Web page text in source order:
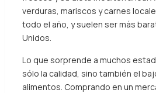
verduras, mariscos y carnes
todo el año, y suelen ser más
Unidos.
Lo que sorprende a muchos
sólo la calidad, sino también el
alimentos. Comprando en un